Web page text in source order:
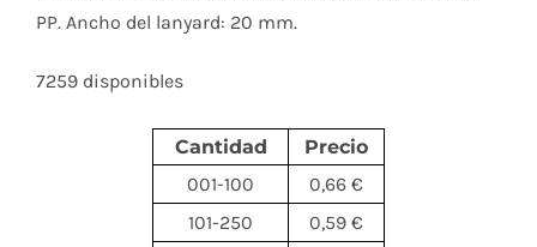
PP. Ancho del lanyard: 20 mm.
7259 disponibles
Cantidad
Precio
001-100
0,66 €
101-250
0,59 €